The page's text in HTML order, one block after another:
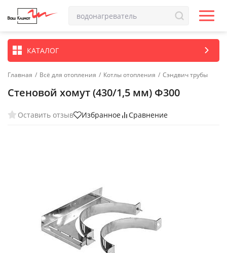
КАТАЛОГ
Главная / Всё для отопления / Котлы отопления / Сэндвич трубы
Стеновой хомут (430/1,5 мм) Ф300
Оставить отзыв Избранное Сравнение